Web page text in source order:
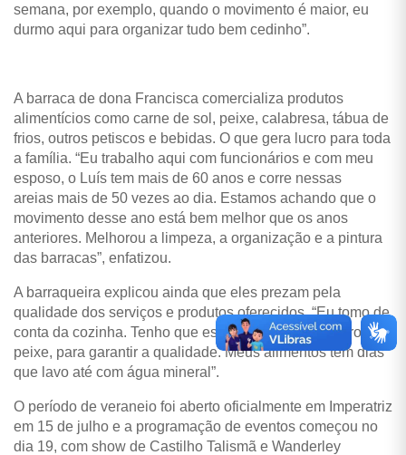
semana, por exemplo, quando o movimento é maior, eu
durmo aqui para organizar tudo bem cedinho”.
A barraca de dona Francisca comercializa produtos
alimentícios como carne de sol, peixe, calabresa, tábua de
frios, outros petiscos e bebidas. O que gera lucro para toda
a família. “Eu trabalho aqui com funcionários e com meu
esposo, o Luís tem mais de 60 anos e corre nessas
areias mais de 50 vezes ao dia. Estamos achando que o
movimento desse ano está bem melhor que os anos
anteriores. Melhorou a limpeza, a organização e a pintura
das barracas”, enfatizou.
A barraqueira explicou ainda que eles prezam pela
qualidade dos serviços e produtos oferecidos. “Eu tomo de
conta da cozinha. Tenho que estar à frente do tempero do
peixe, para garantir a qualidade. Meus alimentos têm dias
que lavo até com água mineral”.
O período de veraneio foi aberto oficialmente em Imperatriz
em 15 de julho e a programação de eventos começou no
dia 19, com show de Castilho Talismã e Wanderley